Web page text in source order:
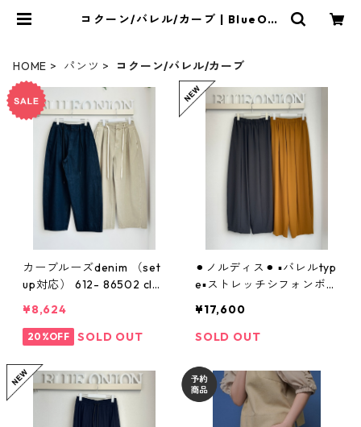
コクーン/バレル/カーブ | BlueOni
HOME パンツ コクーン/バレル/カーブ
カーブルーズdenim （set
up対応） 612- 86502 clo
¥8,624
20%OFF SOLD OUT
⚫︎ノルディス⚫︎ ▪️バレルtyp
e▪️ストレッチシフォンボリ
応） ノルディス 802682
07 dignitecollier 005-26
¥17,600
SOLD OUT